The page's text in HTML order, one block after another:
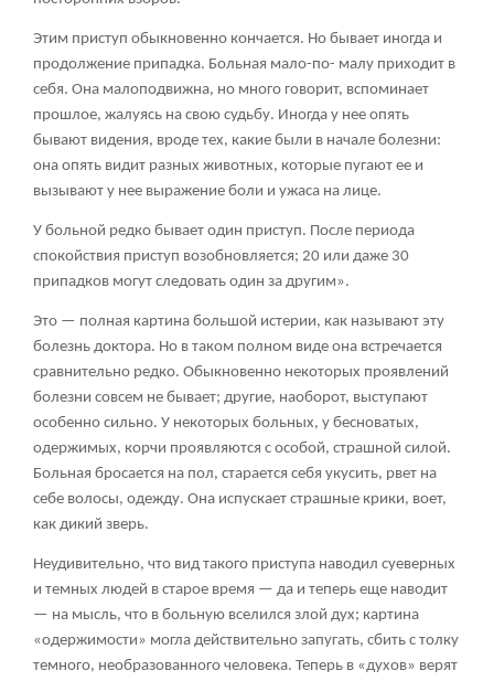
Этим приступ обыкновенно кончается. Но бывает иногда и
продолжение припадка. Больная мало-по- малу приходит в
себя. Она малоподвижна, но много говорит, вспоминает
прошлое, жалуясь на свою судьбу. Иногда у нее опять
бывают видения, вроде тех, какие были в начале болезни:
она опять видит разных животных, которые пугают ее и
вызывают у нее выражение боли и ужаса на лице.
У больной редко бывает один приступ. После периода
спокойствия приступ возобновляется; 20 или даже 30
припадков могут следовать один за другим».
Это — полная картина большой истерии, как называют эту
болезнь доктора. Но в таком полном виде она встречается
сравнительно редко. Обыкновенно некоторых проявлений
болезни совсем не бывает; другие, наоборот, выступают
особенно сильно. У некоторых больных, у бесноватых,
одержимых, корчи проявляются с особой, страшной силой.
Больная бросается на пол, старается себя укусить, рвет на
себе волосы, одежду. Она испускает страшные крики, воет,
как дикий зверь.
Неудивительно, что вид такого приступа наводил суеверных
и темных людей в старое время — да и теперь еще наводит
— на мысль, что в больную вселился злой дух; картина
«одержимости» могла действительно запугать, сбить с толку
темного, необразованного человека. Теперь в «духов» верят